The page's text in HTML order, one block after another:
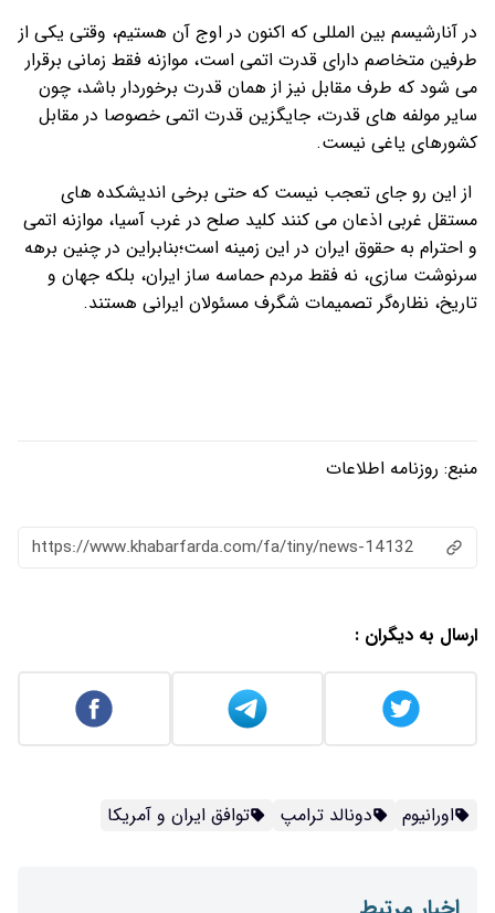
در آنارشیسم بین المللی که اکنون در اوج آن هستیم، وقتی یکی از
طرفین متخاصم دارای قدرت اتمی است، موازنه فقط زمانی برقرار
می شود که طرف مقابل نیز از همان قدرت برخوردار باشد، چون
سایر مولفه های قدرت، جایگزین قدرت اتمی خصوصا در مقابل
کشورهای یاغی نیست.
از این رو جای تعجب نیست که حتی برخی اندیشکده های
مستقل غربی اذعان می کنند کلید صلح در غرب آسیا، موازنه اتمی
و احترام به حقوق ایران در این زمینه است؛بنابراین در چنین برهه
سرنوشت سازی، نه فقط مردم حماسه ساز ایران، بلکه جهان و
تاریخ، نظاره‌گر تصمیمات شگرف مسئولان ایرانی هستند.
منبع: روزنامه اطلاعات
https://www.khabarfarda.com/fa/tiny/news-14132
ارسال به دیگران :
اورانیوم دونالد ترامپ توافق ایران و آمریکا